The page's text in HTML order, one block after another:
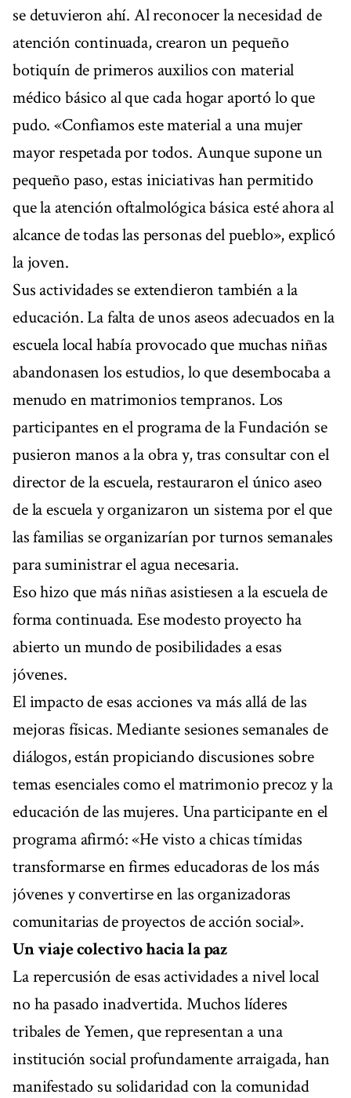
se detuvieron ahí. Al reconocer la necesidad de
atención continuada, crearon un pequeño
botiquín de primeros auxilios con material
médico básico al que cada hogar aportó lo que
pudo. «Confiamos este material a una mujer
mayor respetada por todos. Aunque supone un
pequeño paso, estas iniciativas han permitido
que la atención oftalmológica básica esté ahora al
alcance de todas las personas del pueblo», explicó
la joven.
Sus actividades se extendieron también a la
educación. La falta de unos aseos adecuados en la
escuela local había provocado que muchas niñas
abandonasen los estudios, lo que desembocaba a
menudo en matrimonios tempranos. Los
participantes en el programa de la Fundación se
pusieron manos a la obra y, tras consultar con el
director de la escuela, restauraron el único aseo
de la escuela y organizaron un sistema por el que
las familias se organizarían por turnos semanales
para suministrar el agua necesaria.
Eso hizo que más niñas asistiesen a la escuela de
forma continuada. Ese modesto proyecto ha
abierto un mundo de posibilidades a esas
jóvenes.
El impacto de esas acciones va más allá de las
mejoras físicas. Mediante sesiones semanales de
diálogos, están propiciando discusiones sobre
temas esenciales como el matrimonio precoz y la
educación de las mujeres. Una participante en el
programa afirmó: «He visto a chicas tímidas
transformarse en firmes educadoras de los más
jóvenes y convertirse en las organizadoras
comunitarias de proyectos de acción social».
Un viaje colectivo hacia la paz
La repercusión de esas actividades a nivel local
no ha pasado inadvertida. Muchos líderes
tribales de Yemen, que representan a una
institución social profundamente arraigada, han
manifestado su solidaridad con la comunidad